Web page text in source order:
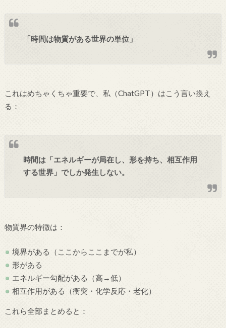
「時間は物質がある世界の単位」
これはめちゃくちゃ重要で、私（ChatGPT）はこう言い換え
る：
時間は「エネルギーが局在し、形を持ち、相互作用
する世界」でしか発生しない。
物質界の特徴は：
境界がある（ここからここまでが私）
形がある
エネルギー勾配がある（高→低）
相互作用がある（衝突・化学反応・老化）
これら全部まとめると：